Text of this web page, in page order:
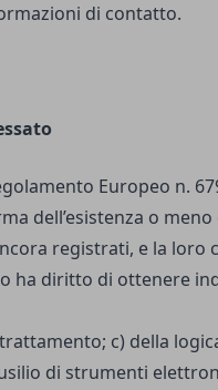
di contatto.
Europeo n.
dell’esistenza o
registrati, e la loro
ha diritto di ottenere
c) della
di strumenti